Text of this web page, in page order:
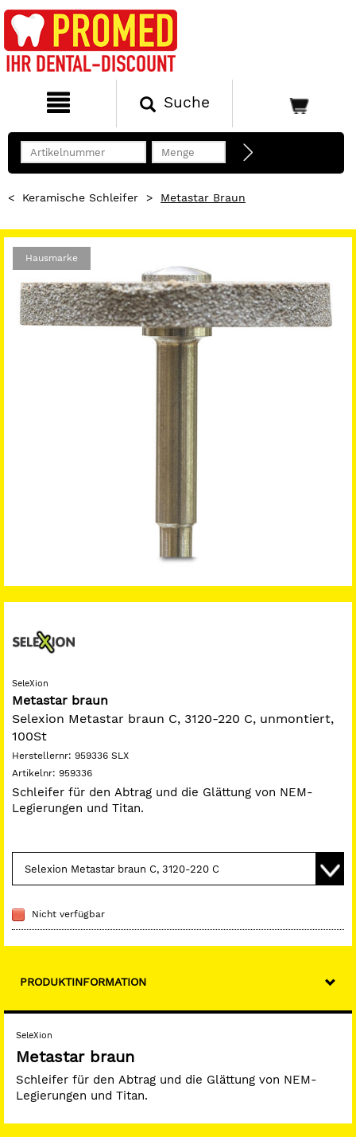
Suche
< Keramische Schleifer > Metastar Braun
Hausmarke
SeleXion
Metastar braun
Selexion Metastar braun C, 3120-220 C, unmontiert,
100St
Herstellernr: 959336 SLX
Artikelnr: 959336
Schleifer für den Abtrag und die Glättung von NEM-
Legierungen und Titan.
Nicht verfügbar
PRODUKTINFORMATION
SeleXion
Metastar braun
Schleifer für den Abtrag und die Glättung von NEM-
Legierungen und Titan.